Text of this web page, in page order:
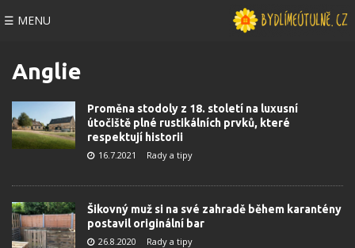
☰ MENU
Anglie
Proměna stodoly z 18. století na luxusní
útočiště plné rustikálních prvků, které
respektují historii
16.7.2021 Rady a tipy
Šikovný muž si na své zahradě během karantény
postavil originální bar
26.8.2020 Rady a tipy